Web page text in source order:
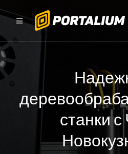
станки